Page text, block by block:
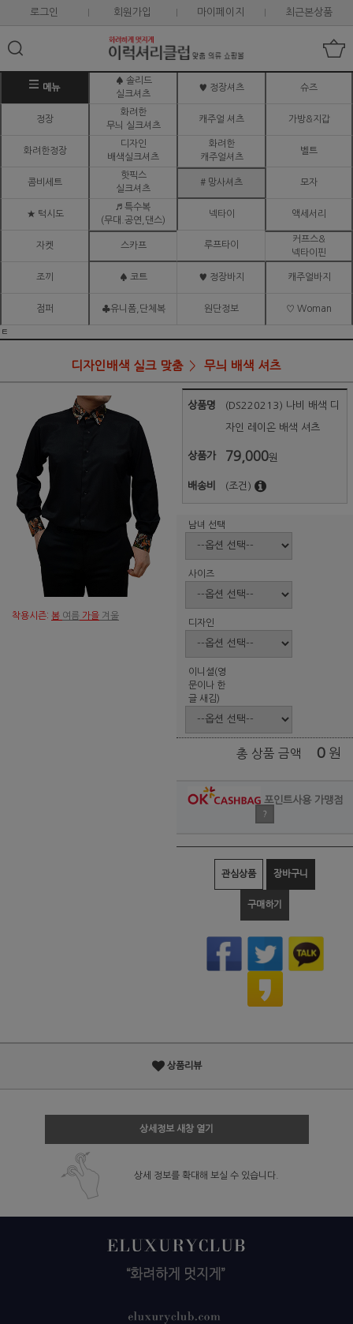
로그인 회원가입 마이페이지 최근본상품
메뉴
♠ 솔리드
실크셔츠
♥ 정장셔츠 슈즈
정장
화려한
무늬 실크셔츠
캐주얼 셔츠 가방&지갑
화려한정장
디자인
배색실크셔츠
화려한
캐주얼셔츠
벨트
콤비세트
핫픽스
실크셔츠
# 망사셔츠 모자
★ 턱시도
♬ 특수복
(무대.공연,댄스)
넥타이 액세서리
자켓 스카프 루프타이
커프스&
넥타이핀
조끼 ♠ 코트 ♥ 정장바지 캐주얼바지
점퍼 ♣유니폼,단체복 원단정보 ♡ Woman
ㅌ
디자인배색 실크 맞춤 무늬 배색 셔츠
착용시즌: 봄 여름 가을 겨울
상품명 (DS220213) 나비 배색 디
자인 레이온 배색 셔츠
상품가 79,000원
배송비 (조건)
남녀 선택
사이즈
디자인
이니셜(영
문이나 한
글 새김)
총 상품 금액 0 원
포인트사용 가맹점
?
관심상품 장바구니
구매하기
상품리뷰
상세정보 새창 열기
상세 정보를 확대해 보실 수 있습니다.